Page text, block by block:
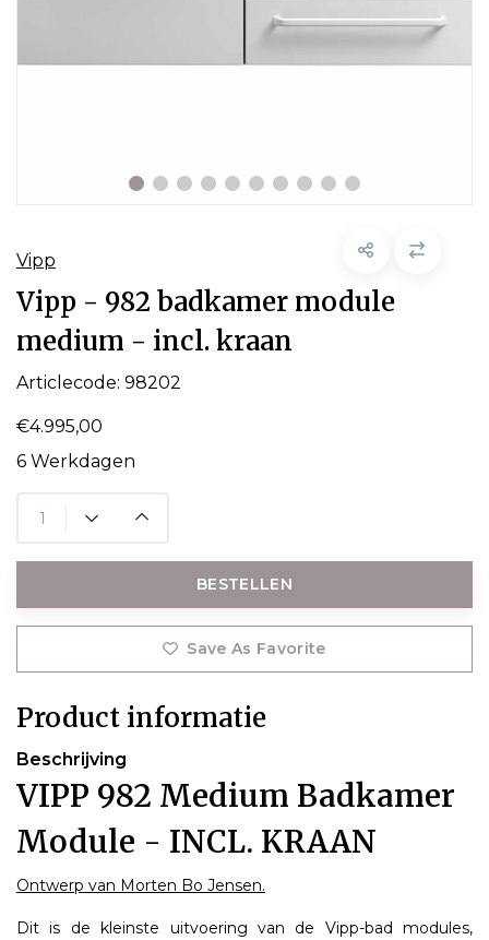
Vipp
Vipp - 982 badkamer module
medium - incl. kraan
Articlecode: 98202
€4.995,00
6 Werkdagen
BESTELLEN
Save As Favorite
Product informatie
Beschrijving
VIPP 982 Medium Badkamer
Module - INCL. KRAAN
Ontwerp van Morten Bo Jensen.
Dit is de kleinste uitvoering van de Vipp-bad modules,